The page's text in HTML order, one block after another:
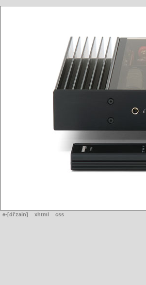
e-[di'zain] xhtml css